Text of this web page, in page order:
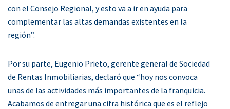
con el Consejo Regional, y esto va a ir en ayuda para
complementar las altas demandas existentes en la
región”.
Por su parte, Eugenio Prieto, gerente general de Sociedad
de Rentas Inmobiliarias, declaró que “hoy nos convoca
unas de las actividades más importantes de la franquicia.
Acabamos de entregar una cifra histórica que es el reflejo